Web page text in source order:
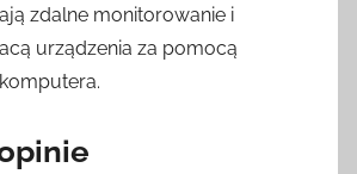
zdalne monitorowanie i
urządzenia za pomocą